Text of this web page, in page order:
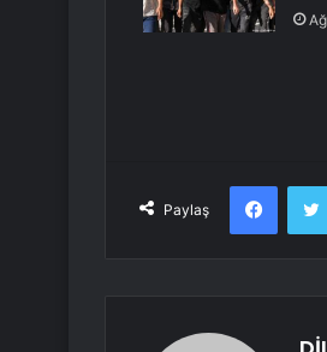
Paylaş